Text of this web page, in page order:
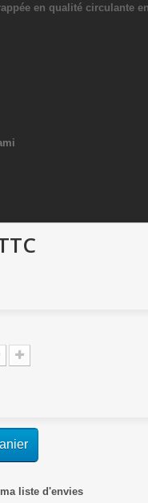
en qualité circulante
liste d'envies